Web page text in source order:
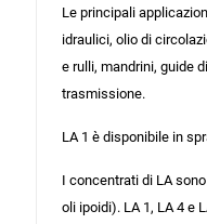
Le principali
idraulici, olio di
e rulli, mandrini, guide
trasmissione.
LA 1 è disponibile in
I concentrati di LA
oli ipoidi). LA 1, LA 4 e